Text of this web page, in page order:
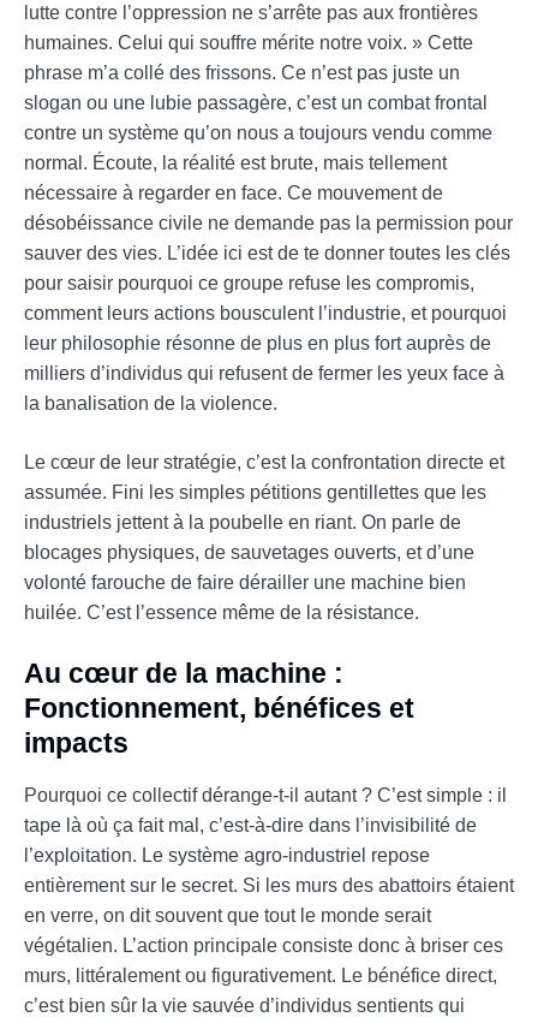
lutte contre l’oppression ne s’arrête pas aux frontières
humaines. Celui qui souffre mérite notre voix. » Cette
phrase m’a collé des frissons. Ce n’est pas juste un
slogan ou une lubie passagère, c’est un combat frontal
contre un système qu’on nous a toujours vendu comme
normal. Écoute, la réalité est brute, mais tellement
nécessaire à regarder en face. Ce mouvement de
désobéissance civile ne demande pas la permission pour
sauver des vies. L’idée ici est de te donner toutes les clés
pour saisir pourquoi ce groupe refuse les compromis,
comment leurs actions bousculent l’industrie, et pourquoi
leur philosophie résonne de plus en plus fort auprès de
milliers d’individus qui refusent de fermer les yeux face à
la banalisation de la violence.
Le cœur de leur stratégie, c’est la confrontation directe et
assumée. Fini les simples pétitions gentillettes que les
industriels jettent à la poubelle en riant. On parle de
blocages physiques, de sauvetages ouverts, et d’une
volonté farouche de faire dérailler une machine bien
huilée. C’est l’essence même de la résistance.
Au cœur de la machine :
Fonctionnement, bénéfices et
impacts
Pourquoi ce collectif dérange-t-il autant ? C’est simple : il
tape là où ça fait mal, c’est-à-dire dans l’invisibilité de
l’exploitation. Le système agro-industriel repose
entièrement sur le secret. Si les murs des abattoirs étaient
en verre, on dit souvent que tout le monde serait
végétalien. L’action principale consiste donc à briser ces
murs, littéralement ou figurativement. Le bénéfice direct,
c’est bien sûr la vie sauvée d’individus sentients qui